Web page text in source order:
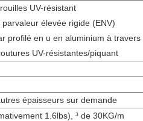
UV-résistant
élevée rigide (ENV)
profilé en u en aluminium à
UV-résistantes/piquant
épaisseurs sur demande
1.6lbs), ³ de 30KG/m